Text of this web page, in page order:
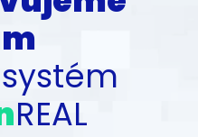
REAL